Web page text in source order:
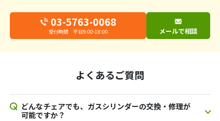
03-5763-0068
受付時間 平日9:00-18:00 メールで相談
よくあるご質問
どんなチェアでも、ガスシリンダーの交換・修理が
可能ですか？